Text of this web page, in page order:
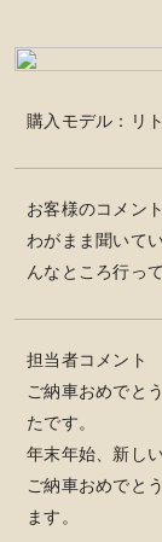
購入モデル：リ
お客様のコメン
わがまま聞いて
んなところ行っ
担当者コメント
ご納車おめでと
たです。
年末年始、新し
ご納車おめでと
ます。